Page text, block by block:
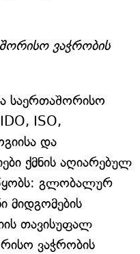
ვაჭრობის
საერთაშორისო
ISO,
და
ქმნის აღიარებულ
გლობალურ
მიდგომების
თავისუფალ
ვაჭრობის